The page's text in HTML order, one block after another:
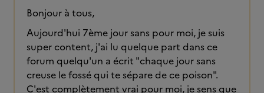
Bonjour à tous,
Aujourd'hui 7ème jour sans pour moi, je suis
super content, j'ai lu quelque part dans ce
forum quelqu'un a écrit "chaque jour sans
creuse le fossé qui te sépare de ce poison".
C'est complètement vrai pour moi, je sens que